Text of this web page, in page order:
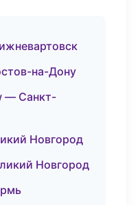
на-Дону
— Санкт-
Новгород
Новгород